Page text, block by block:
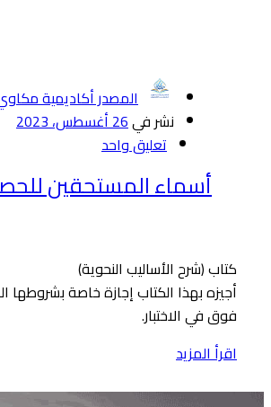
المصدر أكاديمية
نشر في26 أغسطس، 2023
تعليق واحد
أسماء المستحقين
كتاب (شرح الأساليب النحوية)
فوق في الاختبار.
اقرأ المزيد